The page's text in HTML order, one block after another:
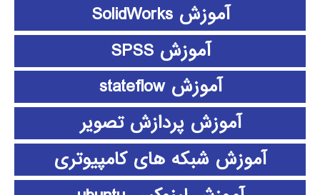
آموزش SolidWorks
آموزش SPSS
آموزش stateflow
آموزش پردازش تصویر
آموزش شبکه های کامپیوتری